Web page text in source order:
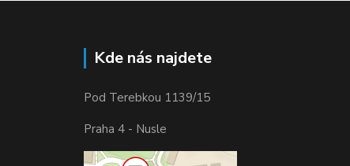
Kde nás najdete
Pod Terebkou 1139/15
Praha 4 - Nusle